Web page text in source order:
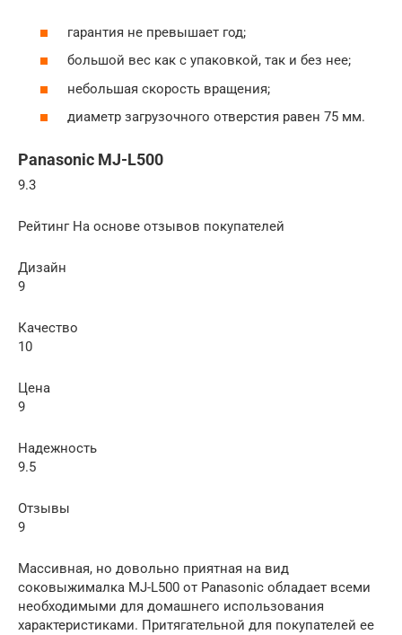
гарантия не превышает год;
большой вес как с упаковкой, так и без нее;
небольшая скорость вращения;
диаметр загрузочного отверстия равен 75 мм.
Panasonic MJ-L500
9.3
Рейтинг На основе отзывов покупателей
Дизайн
9
Качество
10
Цена
9
Надежность
9.5
Отзывы
9
Массивная, но довольно приятная на вид
соковыжималка MJ-L500 от Panasonic обладает всеми
необходимыми для домашнего использования
характеристиками. Притягательной для покупателей ее